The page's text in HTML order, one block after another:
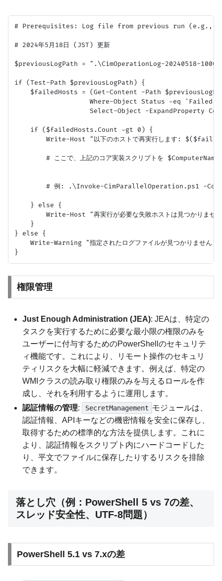
# Prerequisites: Log file from previous run (e.g.,
# 2024年5月18日 (JST) 更新
$previousLogPath = ".\CimOperationLog-20240518-
if (Test-Path $previousLogPath) {
$failedHosts = (Get-Content -Path
Where-Object Status -eq 'Failed'
Select-Object -ExpandProperty
    if ($failedHosts.Count -gt 0) {
Write-Host "以下のホストで再実行します:
# ここで、上記のコア実装スクリプトを
# 例: .\Invoke-CimParallelOperation.ps1 -
    } else {
Write-Host "再実行が必要な失敗ホストは見つかりませ
    }
} else {
Write-Warning "指定されたログファイルが見つかりません
権限管理
Just Enough Administration (JEA): JEAは、特定の
タスクを実行するために必要な最小限の権限のみを
ユーザーに付与するためのPowerShellのセキュリテ
ィ機能です。これにより、リモート操作のセキュリ
ティリスクを大幅に軽減できます。例えば、特定の
WMIクラスの読み取り権限のみを与えるロールを作
成し、それを利用するように運用します。
認証情報の管理: SecretManagement モジュールは、
認証情報、APIキーなどの機密情報を安全に保存し、
取得するための標準的な方法を提供します。これに
より、認証情報をスクリプト内にハードコードした
り、平文でファイルに保存したりするリスクを排除
できます。
落とし穴（例：PowerShell 5 vs 7の差、
スレッド安全性、UTF-8問題）
PowerShell 5.1 vs 7.xの差